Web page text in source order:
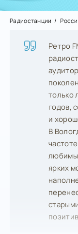
Радиостанции
Ретро
только
годов,
и
В
ярких